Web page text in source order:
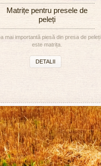
Matrițe pentru presele de
peleți
mai importantă piesă din presa de peleți
este matrița.
DETALII